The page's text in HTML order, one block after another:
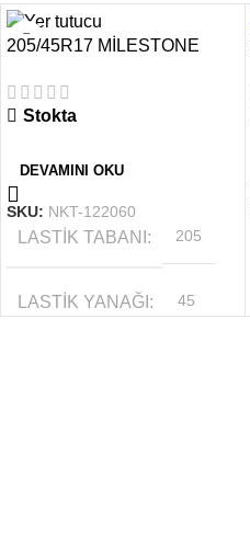
205/45R17 MİLESTONE
SPORT
Stokta
DEVAMINI OKU
SKU: NKT-122060
LASTIK TABANI 205
LASTIK YANAĞI 45